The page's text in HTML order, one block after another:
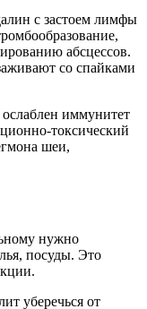
с застоем лимфы
абсцессов.
со спайками
иммунитет
токсический
шеи,
нужно
посуды. Это
уберечься от